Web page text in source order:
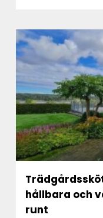
Trädgårdsskötsel
hållbara och
runt